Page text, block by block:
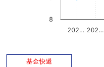
202… 202…
8
基金快遞